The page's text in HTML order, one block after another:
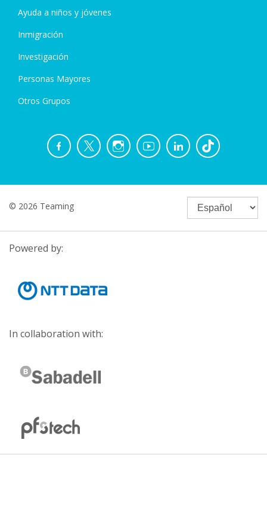
Ayuda a niños y jóvenes
Inmigración
Investigación
Personas Mayores
Otros Grupos
© 2026 Teaming
Powered by:
In collaboration with: